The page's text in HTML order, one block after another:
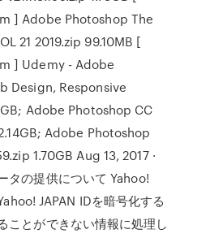
] Adobe Photoshop The
21 2019.zip 99.10MB [
] Udemy - Adobe
Design, Responsive
Adobe Photoshop CC
Adobe Photoshop
1.70GB Aug 13, 2017 ·
タの提供について Yahoo!
JAPAN IDを暗号化する
ことができない情報に処理し